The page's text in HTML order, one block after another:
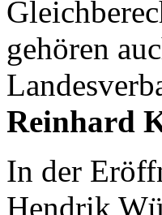
gehören
Reinhard
In der
Hendrik